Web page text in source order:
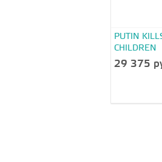
PUTIN
CHILDREN
29 375